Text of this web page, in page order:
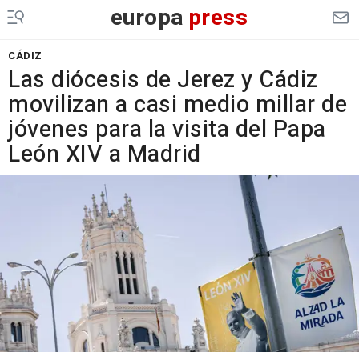
europa press
CÁDIZ
Las diócesis de Jerez y Cádiz
movilizan a casi medio millar de
jóvenes para la visita del Papa
León XIV a Madrid